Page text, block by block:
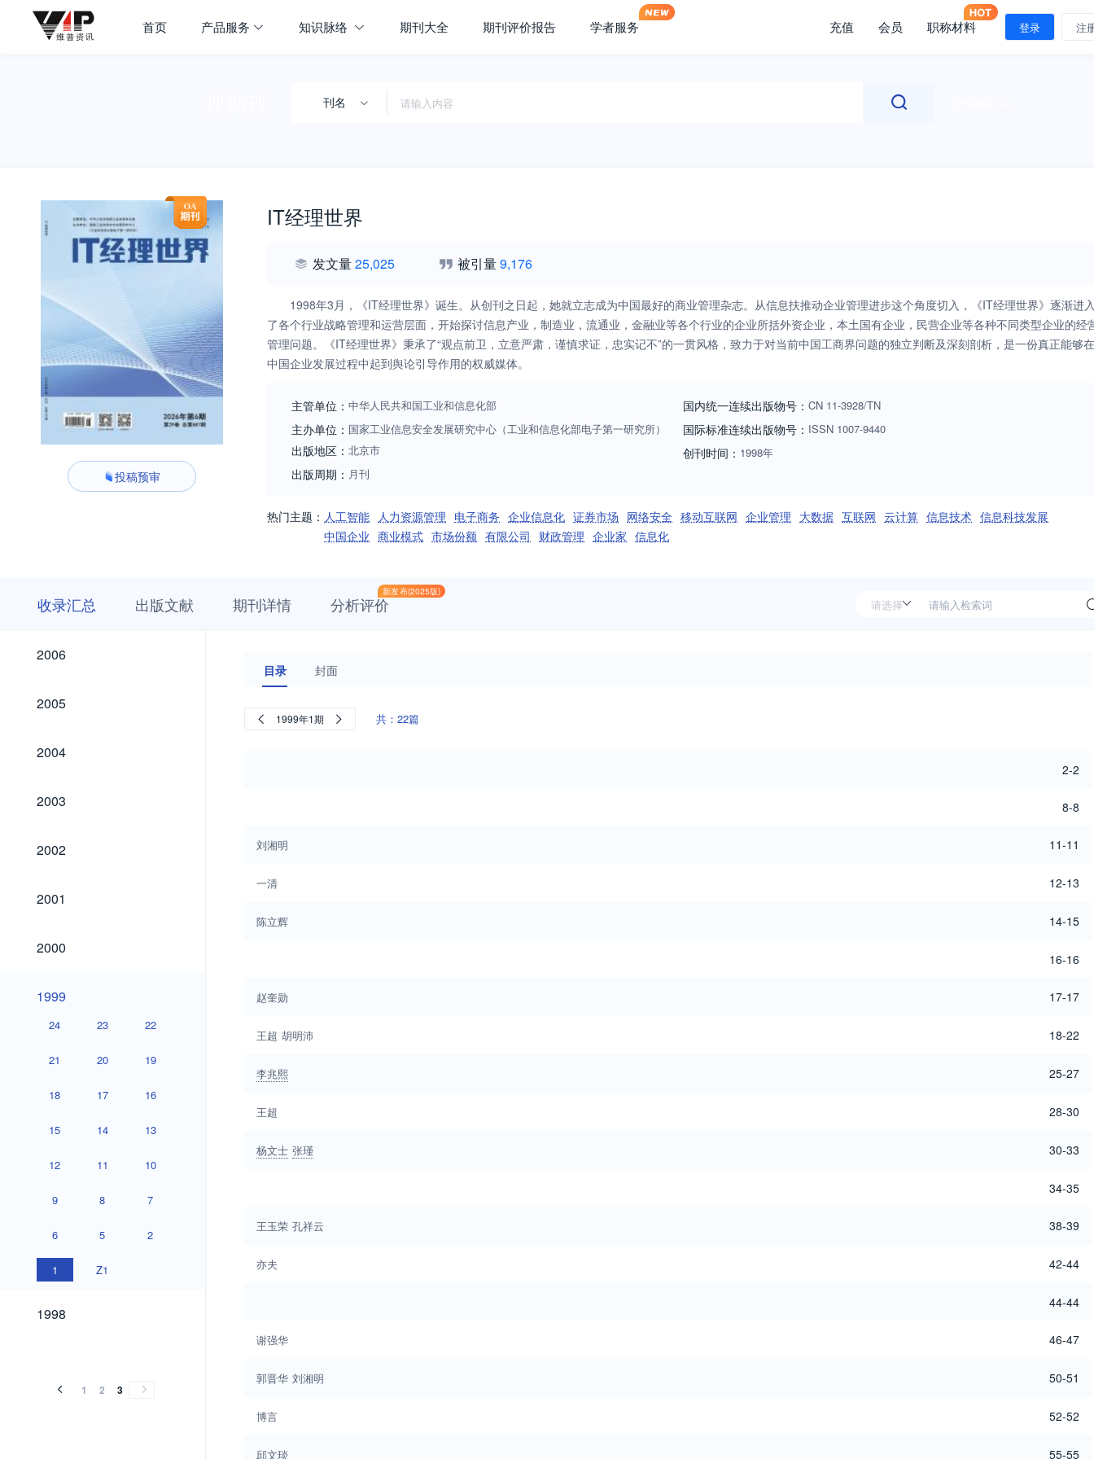
首页 产品服务 知识脉络 期刊大全 期刊评价报告 学者服务 充值 会员 职称材料 登录 注
刊名
投稿预审
IT经理世界
发文量25,025 被引量9,176
1998年3月，《IT经理世界》诞生。从创刊之日起，她就立志成为中国最好的商业管理杂志。从信息扶推动企业管理进步这个角度切入，《IT经理世界》逐渐进
了各个行业战略管理和运营层面，开始探讨信息产业，制造业，流通业，金融业等各个行业的企业所括外资企业，本土国有企业，民营企业等各种不同类型企业的经
管理问题。《IT经理世界》秉承了“观点前卫，立意严肃，谨慎求证，忠实记不”的一贯风格，致力于对当前中国工商界问题的独立判断及深刻剖析，是一份真正能够在
中国企业发展过程中起到舆论引导作用的权威媒体。
主管单位： 中华人民共和国工业和信息化部
主办单位： 国家工业信息安全发展研究中心（工业和信息化部电子第一研究所）
出版地区： 北京市
出版周期： 月刊
国内统一连续出版物号： CN 11-3928/TN
国际标准连续出版物号 ： ISSN 1007-9440
创刊时间： 1998年
热门主题： 人工智能 人力资源管理 电子商务 企业信息化 证券市场 网络安全 移动互联网 企业管理 大数据 互联网 云计算 信息技术 信息科技发展
中国企业 商业模式 市场份额 有限公司 财政管理 企业家 信息化
收录汇总 出版文献 期刊详情
新发布(2025版)
分析评价
2006
2006
2005
2005
2004
2004
2003
2003
2002
2002
2001
2001
2000
2000
1999
1999
24 23 22
21 20 19
18 17 16
15 14 13
12 11 10
9 8 7
6 5 2
1 Z1
1998
1998
1 2 3
目录 封面
1999年1期 共：22篇
2-2
8-8
刘湘明 11-11
一清 12-13
陈立辉 14-15
16-16
赵奎勋 17-17
王超 胡明沛 18-22
李兆熙 25-27
王超 28-30
杨文士 张瑾 30-33
34-35
王玉荣 孔祥云 38-39
亦夫 42-44
44-44
谢强华 46-47
郭晋华 刘湘明 50-51
博言 52-52
邱文琰 55-55